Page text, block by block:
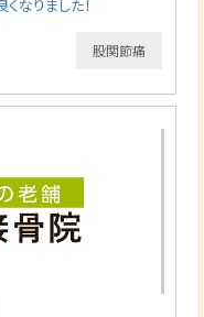
なりました！
股関節痛